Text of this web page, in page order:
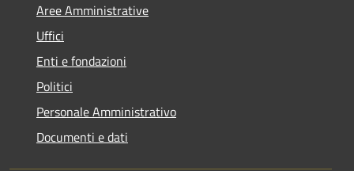
Aree Amministrative
Uffici
Enti e fondazioni
Politici
Personale Amministrativo
Documenti e dati